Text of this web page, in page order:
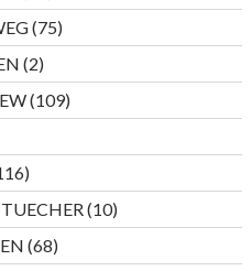
Produkte
7575
Produkte
22
Produkte
109109
Produkte
116
Produkte
1010
Produkte
6868